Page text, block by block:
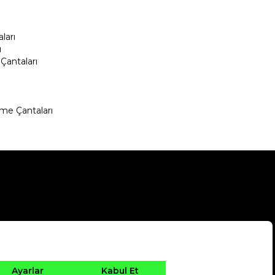
Çantaları